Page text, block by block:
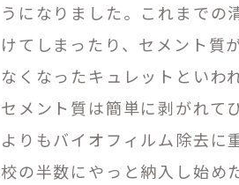
うになりました。これまでの
けてしまったり、セメント質
なくなったキュレットといわ
セメント質は簡単に剥がれて
よりもバイオフィルム除去に
校の半数にやっと納入し始め